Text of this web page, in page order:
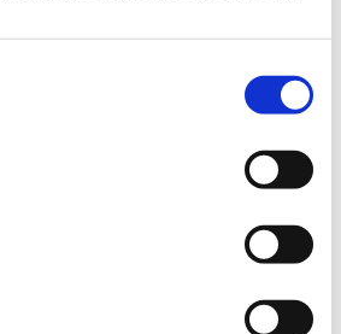
κατηγορίας «Ψυγεία